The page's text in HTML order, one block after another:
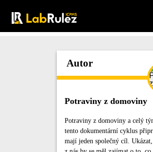
Autor
Potraviny z domoviny
Potraviny z domoviny a celý
tento dokumentární cyklus
mají jeden společný cíl.